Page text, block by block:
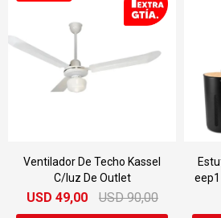
Ventilador De Techo Kassel
C/luz De Outlet
USD 49,00 USD 90,00